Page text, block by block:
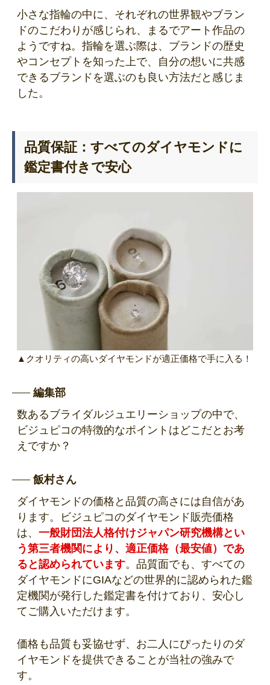
小さな指輪の中に、それぞれの世界観やブラン
ドのこだわりが感じられ、まるでアート作品の
ようですね。指輪を選ぶ際は、ブランドの歴史
やコンセプトを知った上で、自分の想いに共感
できるブランドを選ぶのも良い方法だと感じま
した。
品質保証：すべてのダイヤモンドに
鑑定書付きで安心
▲クオリティの高いダイヤモンドが適正価格で手に入る！
編集部
数あるブライダルジュエリーショップの中で、
ビジュピコの特徴的なポイントはどこだとお考
えですか？
飯村さん
ダイヤモンドの価格と品質の高さには自信があ
ります。ビジュピコのダイヤモンド販売価格
は、 一般財団法人格付けジャパン研究機構とい
う第三者機関により、適正価格（最安値）であ
ると認められています。品質面でも、すべての
ダイヤモンドにGIAなどの世界的に認められた鑑
定機関が発行した鑑定書を付けており、安心し
てご購入いただけます。
価格も品質も妥協せず、お二人にぴったりのダ
イヤモンドを提供できることが当社の強みで
す。